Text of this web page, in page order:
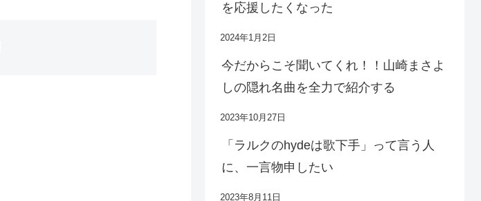
を応援したくなった
2024年1月2日
今だからこそ聞いてくれ！！山崎まさよ
しの隠れ名曲を全力で紹介する
2023年10月27日
「ラルクのhydeは歌下手」って言う人
に、一言物申したい
2023年8月11日